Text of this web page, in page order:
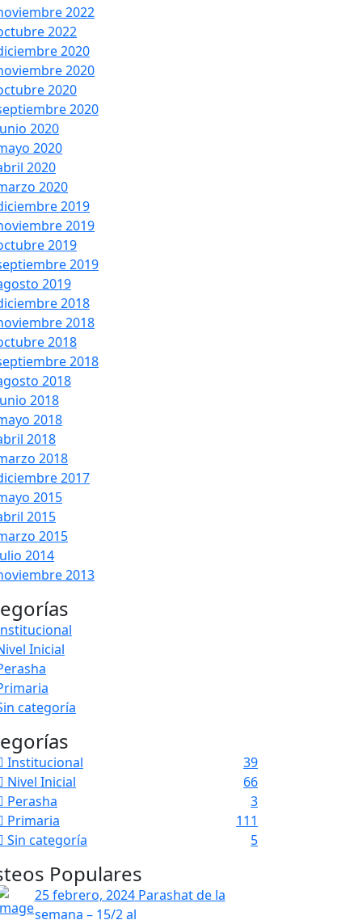
2022
2022
2020
2020
2020
2020
2020
2020
2020
2020
2019
2019
2019
2019
2019
2018
2018
2018
2018
2018
2018
2018
2018
2018
2017
2015
2015
2015
2014
2013
Inicial
categoría
Institucional
39
Nivel Inicial
66
Perasha
3
Primaria
111
Sin categoría
5
Populares
25 febrero, 2024 Parashat de la
semana – 15/2 al